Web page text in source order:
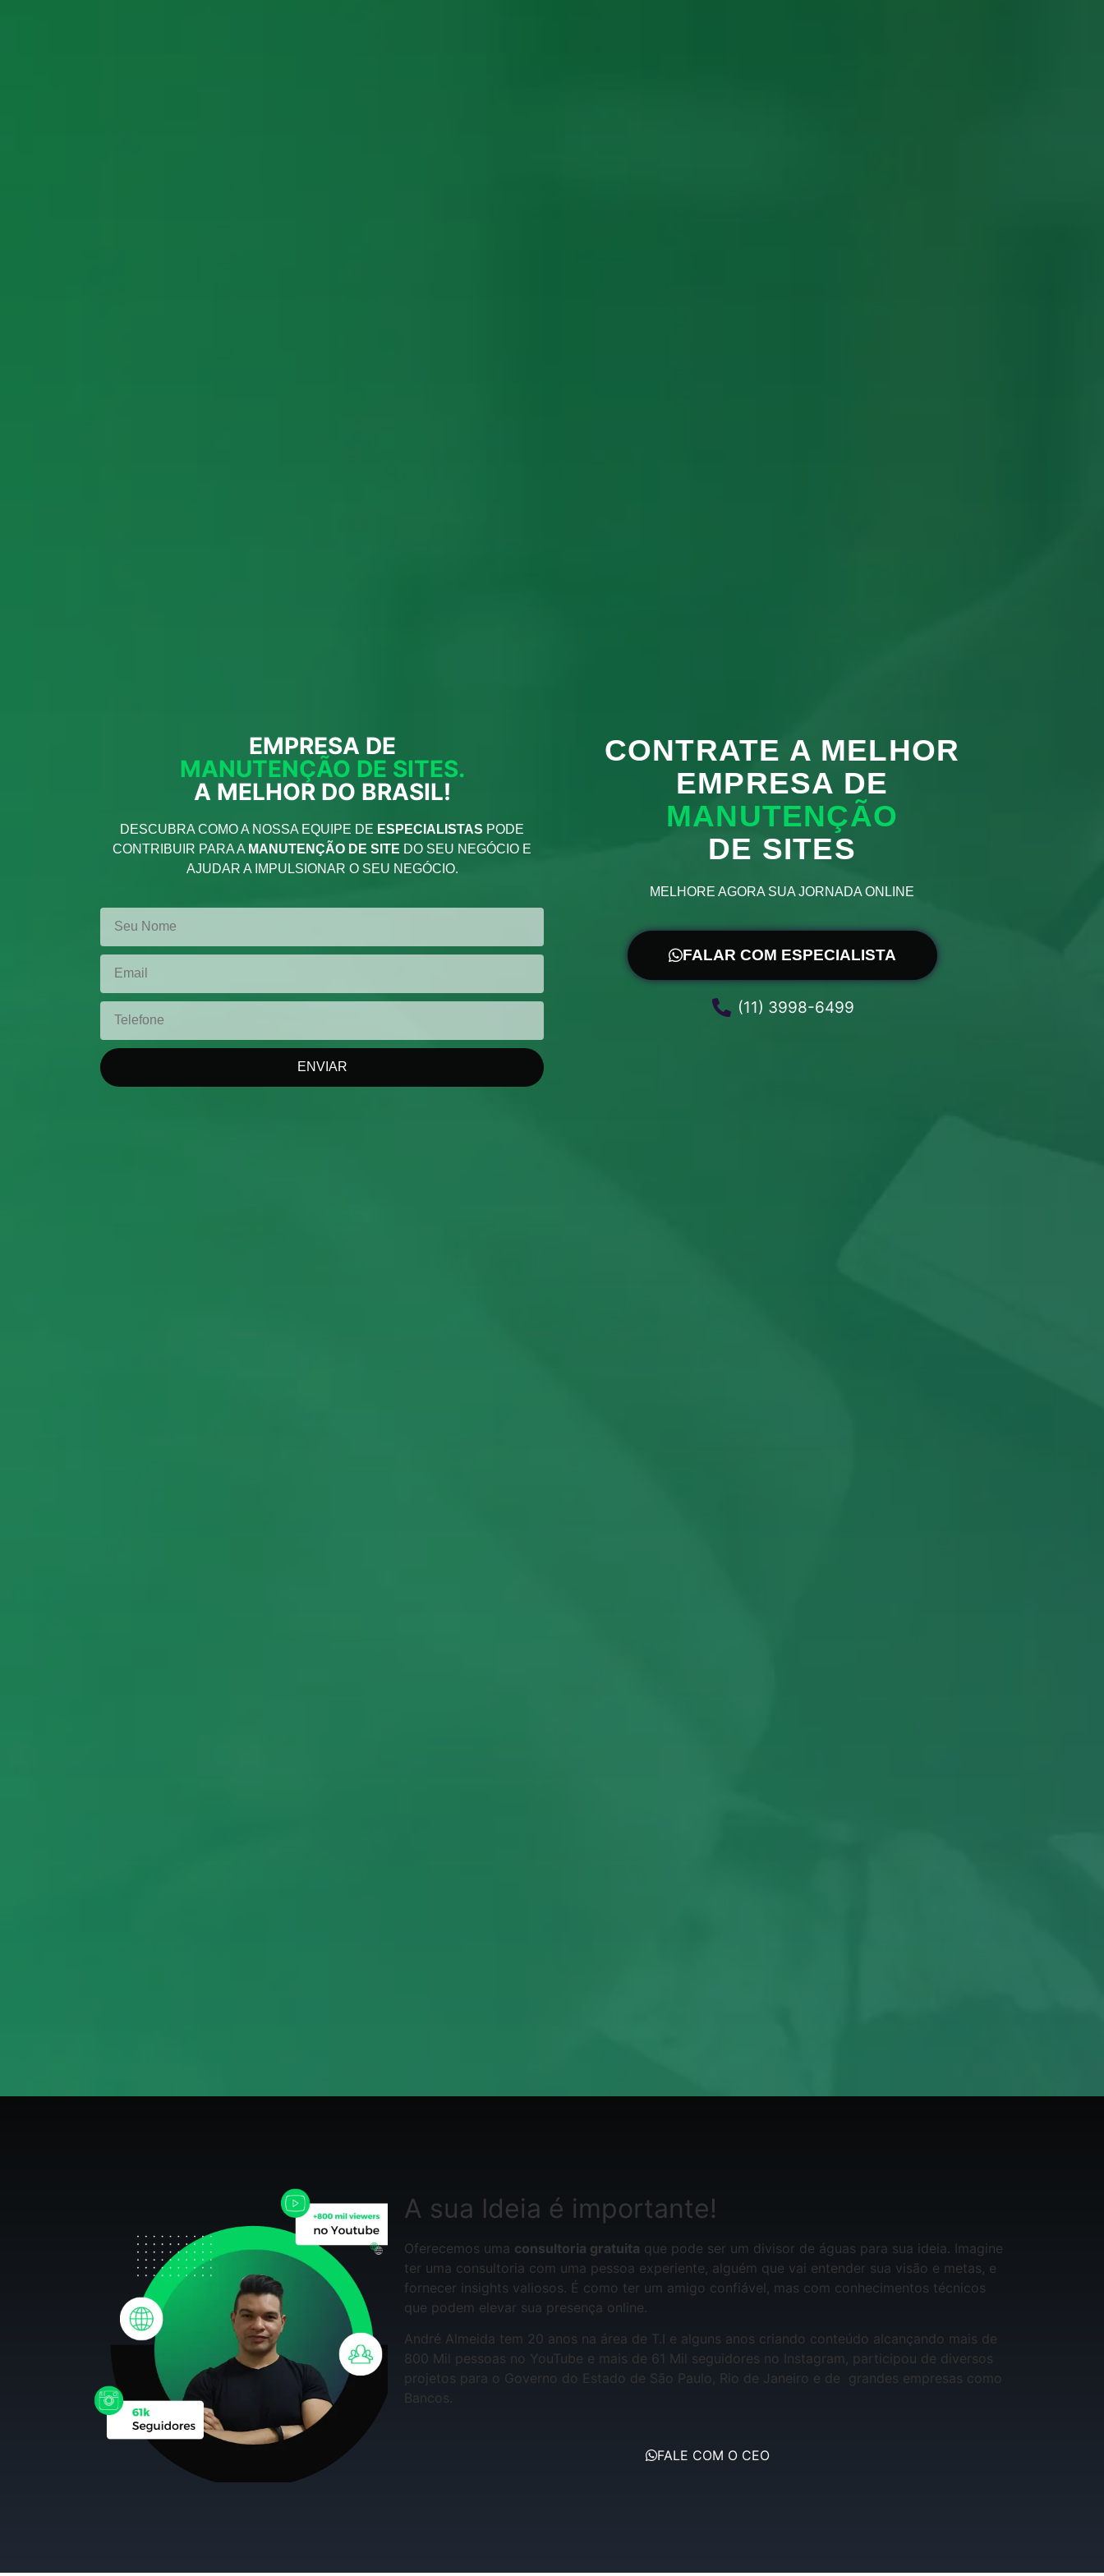
EMPRESA DE
MANUTENÇÃO DE SITES.
A MELHOR DO BRASIL!
DESCUBRA COMO A NOSSA EQUIPE DE ESPECIALISTAS PODE
CONTRIBUIR PARA A MANUTENÇÃO DE SITE DO SEU NEGÓCIO E
AJUDAR A IMPULSIONAR O SEU NEGÓCIO.
ENVIAR
CONTRATE A MELHOR
EMPRESA DE
MANUTENÇÃO
DE SITES
MELHORE AGORA SUA JORNADA ONLINE
FALAR COM ESPECIALISTA
(11) 3998-6499
A sua Ideia é importante!
Oferecemos uma consultoria gratuita que pode ser um divisor de águas para sua ideia. Imagine
ter uma consultoria com uma pessoa experiente, alguém que vai entender sua visão e metas, e
fornecer insights valiosos. É como ter um amigo confiável, mas com conhecimentos técnicos
que podem elevar sua presença online.
André Almeida tem 20 anos na área de T.I e alguns anos criando conteúdo alcançando mais de
800 Mil pessoas no YouTube e mais de 61 Mil seguidores no Instagram, participou de diversos
projetos para o Governo do Estado de São Paulo, Rio de Janeiro e de grandes empresas como
Bancos.
FALE COM O CEO